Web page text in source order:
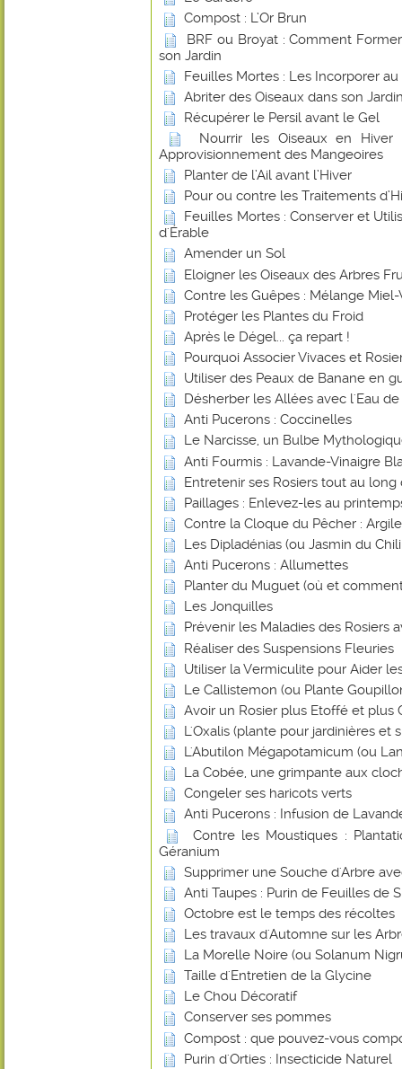
Compost : L’Or Brun
BRF ou Broyat : Comment
son Jardin
Feuilles Mortes : Les Incorporer
Abriter des Oiseaux dans son
Récupérer le Persil avant le Gel
Nourrir les Oiseaux en
Approvisionnement des Mangeoires
Planter de l’Ail avant l’Hiver
Pour ou contre les Traitements
Feuilles Mortes : Conserver et
d'Érable
Amender un Sol
Eloigner les Oiseaux des Arbres
Contre les Guêpes : Mélange Miel-
Protéger les Plantes du Froid
Après le Dégel... ça repart !
Pourquoi Associer Vivaces et
Utiliser des Peaux de Banane en
Désherber les Allées avec l'Eau
Anti Pucerons : Coccinelles
Le Narcisse, un Bulbe
Anti Fourmis : Lavande-Vinaigre
Entretenir ses Rosiers tout au long
Paillages : Enlevez-les au
Contre la Cloque du Pêcher : Argile
Les Dipladénias (ou Jasmin du
Anti Pucerons : Allumettes
Planter du Muguet (où et
Les Jonquilles
Prévenir les Maladies des Rosiers
Réaliser des Suspensions Fleuries
Utiliser la Vermiculite pour Aider
Le Callistemon (ou Plante
Avoir un Rosier plus Etoffé et plus
L'Oxalis (plante pour jardinières et
L'Abutilon Mégapotamicum (ou
La Cobée, une grimpante aux
Congeler ses haricots verts
Anti Pucerons : Infusion de
Contre les Moustiques :
Géranium
Supprimer une Souche d'Arbre
Anti Taupes : Purin de Feuilles de
Octobre est le temps des récoltes
Les travaux d'Automne sur les
La Morelle Noire (ou Solanum
Taille d'Entretien de la Glycine
Le Chou Décoratif
Conserver ses pommes
Compost : que pouvez-vous
Purin d'Orties : Insecticide Naturel